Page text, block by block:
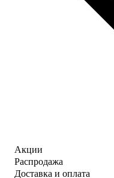
Акции
Распродажа
Доставка и оплата